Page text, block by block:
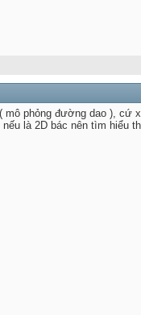
phỏng đường dao ), cứ
là 2D bác nên tìm hiểu